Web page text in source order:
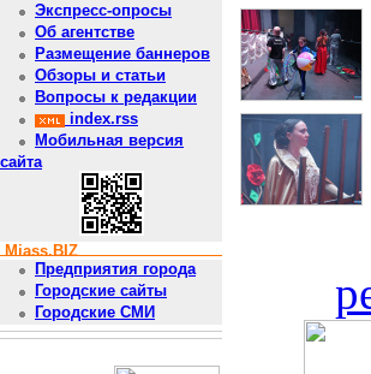
Экспресс-опросы
Об агентстве
Размещение баннеров
Обзоры и статьи
Вопросы к редакции
index.rss
Мобильная версия
сайта
Miass.BIZ
Предприятия города
Городские сайты
Городские СМИ